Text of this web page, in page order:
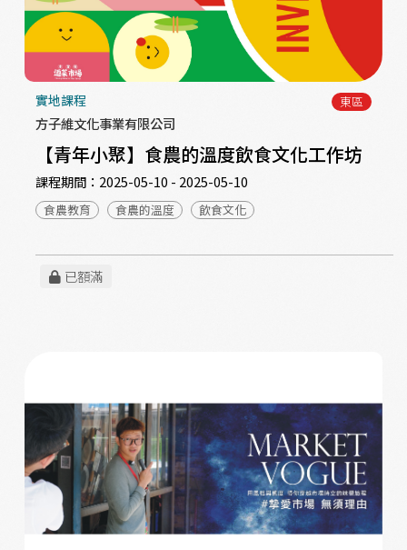
實地課程 東區
方子維文化事業有限公司
【青年小聚】食農的溫度飲食文化工作坊
課程期間： 2025-05-10 - 2025-05-10
食農教育 食農的溫度 飲食文化
已額滿